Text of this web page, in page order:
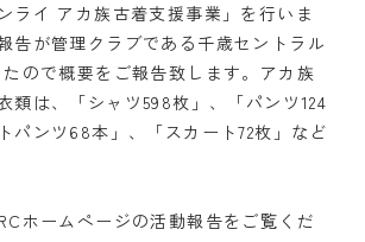
ライ アカ族古着支援事業」を行いま
告が管理クラブである千歳セントラル
ので概要をご報告致します。アカ族
類は、「シャツ598枚」、「パンツ124
パンツ68本」、「スカート72枚」など
ホームページの活動報告をご覧くだ